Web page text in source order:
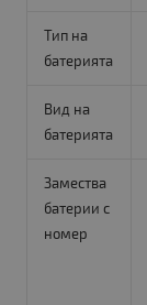
Тип на
батерията
Вид на
батерията
Замества
батерии с
номер